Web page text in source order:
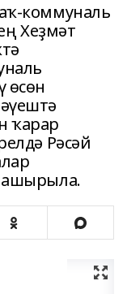
коммуналь
Хеҙмәт
өсөн
ҡарар
Рәсәй
ашырыла.